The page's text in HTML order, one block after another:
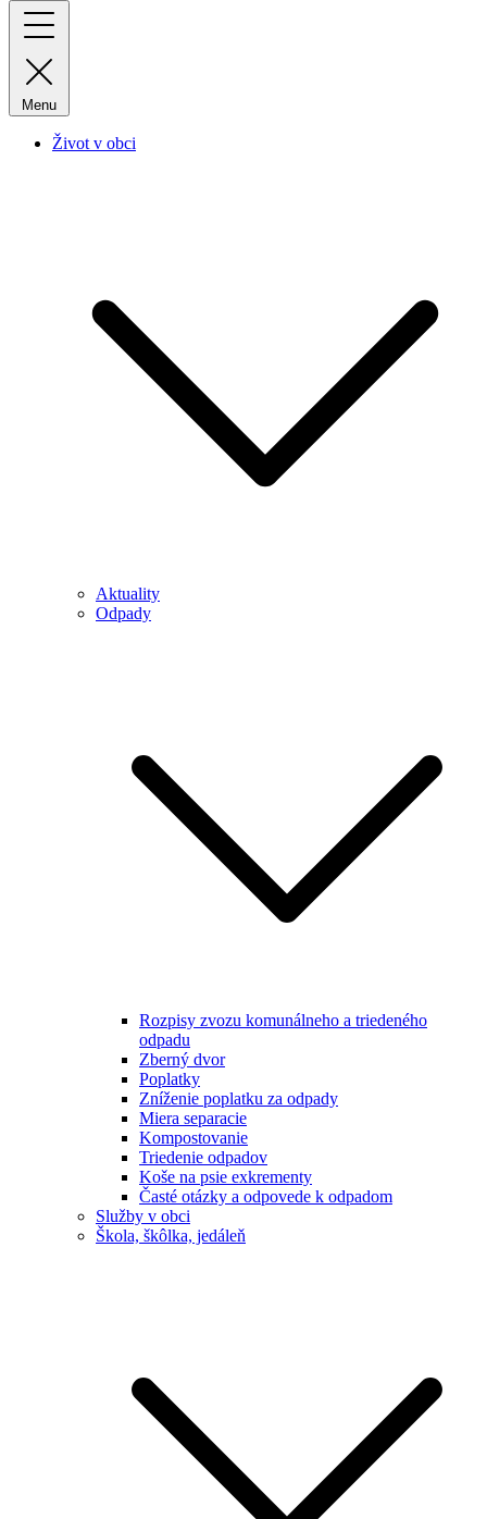
Menu
Život v obci
Aktuality
Odpady
Rozpisy zvozu komunálneho a triedeného
odpadu
Zberný dvor
Poplatky
Zníženie poplatku za odpady
Miera separacie
Kompostovanie
Triedenie odpadov
Koše na psie exkrementy
Časté otázky a odpovede k odpadom
Služby v obci
Škola, škôlka, jedáleň